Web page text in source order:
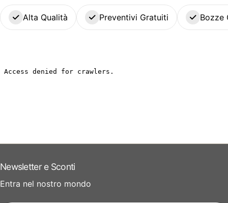
Alta Qualità Preventivi Gratuiti Bozze
Newsletter e Sconti
Entra nel nostro mondo